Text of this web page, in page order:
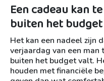
Een cadeau kan
buiten het
Het kan een nadeel zijn
verjaardag van een
buiten het budget valt.
houden met financiële